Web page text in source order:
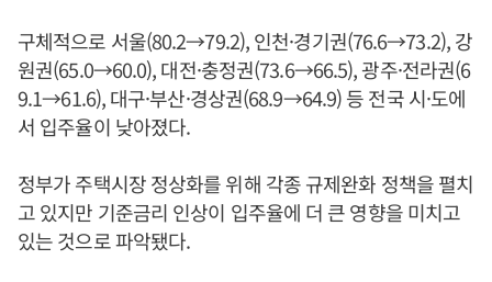
구체적으로 서울(80.2→79.2), 인천·경기권(76.6→73.2), 강
원권(65.0→60.0), 대전·충정권(73.6→66.5), 광주·전라권(6
9.1→61.6), 대구·부산·경상권(68.9→64.9) 등 전국 시·도에
서 입주율이 낮아졌다.
정부가 주택시장 정상화를 위해 각종 규제완화 정책을 펼치
고 있지만 기준금리 인상이 입주율에 더 큰 영향을 미치고
있는 것으로 파악됐다.